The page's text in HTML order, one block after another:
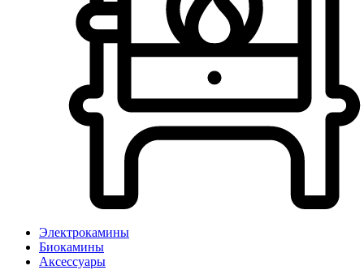
Электрокамины
Биокамины
Аксессуары